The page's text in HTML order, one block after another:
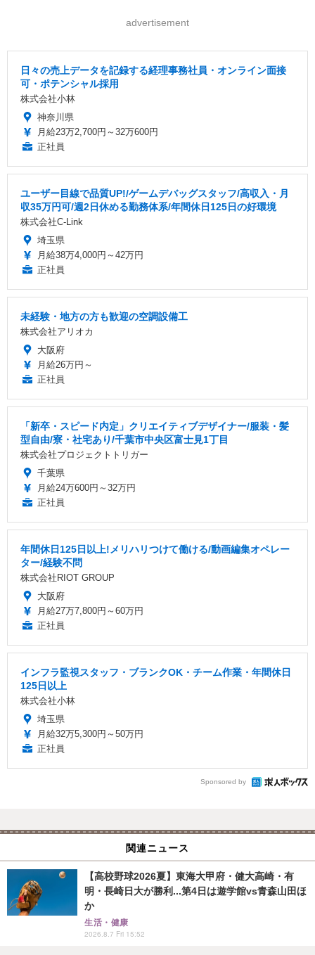
advertisement
日々の売上データを記録する経理事務社員・オンライン面接
可・ポテンシャル採用
株式会社小林
神奈川県
月給23万2,700円～32万600円
正社員
ユーザー目線で品質UP!/ゲームデバッグスタッフ/高収入・月
収35万円可/週2日休める勤務体系/年間休日125日の好環境
株式会社C-Link
埼玉県
月給38万4,000円～42万円
正社員
未経験・地方の方も歓迎の空調設備工
株式会社アリオカ
大阪府
月給26万円～
正社員
「新卒・スピード内定」クリエイティブデザイナー/服装・髪
型自由/寮・社宅あり/千葉市中央区富士見1丁目
株式会社プロジェクトトリガー
千葉県
月給24万600円～32万円
正社員
年間休日125日以上!メリハリつけて働ける/動画編集オペレー
ター/経験不問
株式会社RIOT GROUP
大阪府
月給27万7,800円～60万円
正社員
インフラ監視スタッフ・ブランクOK・チーム作業・年間休日
125日以上
株式会社小林
埼玉県
月給32万5,300円～50万円
正社員
Sponsored by
関連ニュース
【高校野球2026夏】東海大甲府・健大高崎・有
明・長崎日大が勝利...第4日は遊学館vs青森山田ほ
か
生活・健康
2026.8.7 Fri 15:52